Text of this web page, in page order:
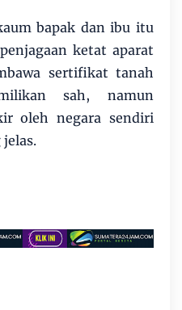
bapak dan ibu itu
ketat aparat
sertifikat tanah
sah, namun
oleh negara sendiri